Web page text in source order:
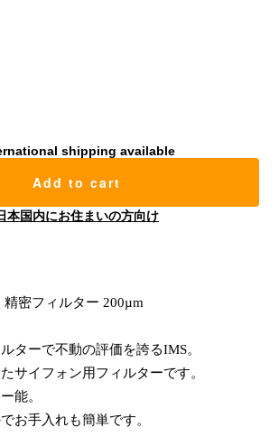
shipping available
Add to cart
本国内にお住まいの方向け
密フィルター 200µm
ターで不動の評価を誇るIMS。
サイフォン用フィルターです。
能。
お手入れも簡単です。